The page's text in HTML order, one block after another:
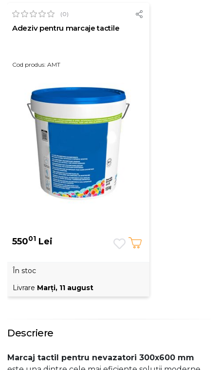
(0)
Adeziv pentru marcaje tactile
Cod produs: AMT
55001 Lei
În stoc
Livrare Marţi, 11 august
Descriere
Marcaj tactil pentru nevazatori 300x600 mm